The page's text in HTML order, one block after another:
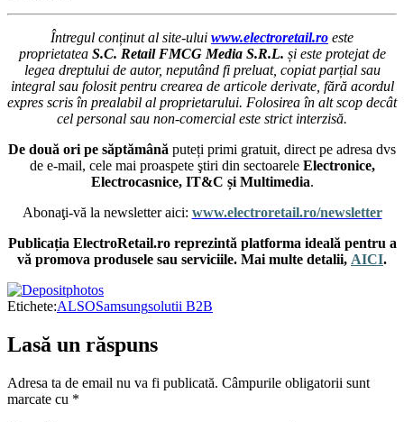
Întregul conținut al site-ului www.electroretail.ro este
proprietatea S.C. Retail FMCG Media S.R.L. și este protejat de
legea dreptului de autor, neputând fi preluat, copiat parțial sau
integral sau folosit pentru crearea de articole derivate, fără acordul
expres scris în prealabil al proprietarului. Folosirea în alt scop decât
cel personal sau non-comercial este strict interzisă.
De două ori pe săptămână puteți primi gratuit, direct pe adresa dvs
de e-mail, cele mai proaspete ştiri din sectoarele Electronice,
Electrocasnice, IT&C și Multimedia.
Abonaţi-vă la newsletter aici: www.electroretail.ro/newsletter
Publicația ElectroRetail.ro reprezintă platforma ideală pentru a
vă promova produsele sau serviciile. Mai multe detalii, AICI.
Etichete:ALSOSamsungsolutii B2B
Lasă un răspuns
Adresa ta de email nu va fi publicată. Câmpurile obligatorii sunt
marcate cu *